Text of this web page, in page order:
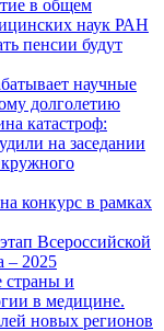
в общем
наук РАН
пенсии будут
научные
долголетию
катастроф:
на заседании
конкурс в рамках
Всероссийской
– 2025
страны и
в медицине.
новых регионов